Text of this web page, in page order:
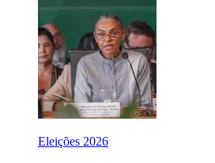
Eleições 2026